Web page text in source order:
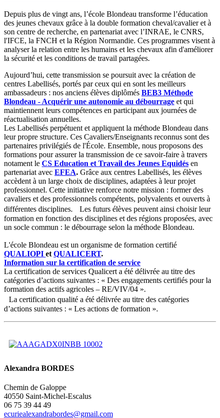
Depuis plus de vingt ans, l’école Blondeau transforme l’éducation
des jeunes chevaux grâce à la double formation cheval/cavalier et à
son centre de recherche, en partenariat avec l’INRAE, le CNRS,
l'IFCE, la FNCH et la Région Normandie. Ces programmes visent à
analyser la relation entre les humains et les chevaux afin d'améliorer
la sécurité et les conditions de travail partagées.
Aujourd’hui, cette transmission se poursuit avec la création de
centres Labellisés, portés par ceux qui en sont les meilleurs
ambassadeurs : nos anciens élèves diplômés BEB3 Méthode
Blondeau - Acquérir une autonomie au débourrage et qui
maintiennent leurs compétences en participant aux journées de
réactualisation annuelles.
Les Labellisés perpétuent et appliquent la méthode Blondeau dans
leur propre structure. Ces Cavaliers/Enseignants reconnus sont des
partenaires privilégiés de l'École. Ensemble, nous proposons des
formations pour assurer la transmission de ce savoir-faire à travers
notament le CS Education et Travail des Jeunes Equidés en
partenariat avec EFEA. Grâce aux centres Labellisés, les élèves
accèdent à un large choix de disciplines, adaptées à leur projet
professionnel. Cette initiative renforce notre mission : former des
cavaliers et des professionnels compétents, polyvalents et ouverts à
différentes disciplines. Les futurs élèves peuvent ainsi choisir leur
formation en fonction des disciplines et des régions proposées, avec
un socle commun : le débourrage selon la méthode Blondeau.
L'école Blondeau est un organisme de formation certifié
QUALIOPI et QUALICERT.
Information sur la certification de service
La certification de services Qualicert a été délivrée au titre des
catégories d’actions suivantes : « Des engagements certifiés pour la
formation des actifs agricoles – RE/VIV/04 ».
La certification qualité a été délivrée au titre des catégories
d’actions suivantes : « Les actions de formation ».
Alexandra BORDES
Chemin de Galoppe
40550 Saint-Michel-Escalus
06 75 39 44 49